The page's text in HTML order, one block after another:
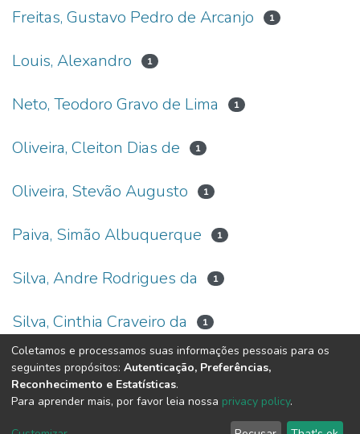
Freitas, Gustavo Pedro de Arcanjo 1
Louis, Alexandro 1
Neto, Teodoro Gravo de Lima 1
Oliveira, Cleiton Dias de 1
Oliveira, Stevão Augusto 1
Paiva, Simão Albuquerque 1
Silva, Andre Rodrigues da 1
Silva, Cinthia Craveiro da 1
Vieira, Luan 1
DSpace software copyright © 2002-2026 LYRASIS
Coletamos e processamos suas informações pessoais para os
seguintes propósitos: Autenticação, Preferências,
Reconhecimento e Estatísticas.
Para aprender mais, por favor leia nossa privacy policy.